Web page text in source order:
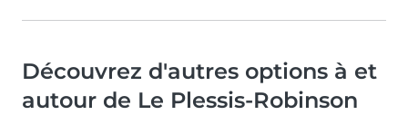
Découvrez d'autres options à et
autour de Le Plessis-Robinson